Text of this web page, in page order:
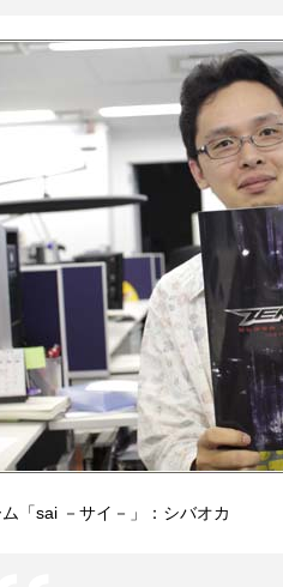
「sai －サイ－」：シバオカ